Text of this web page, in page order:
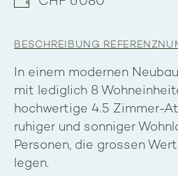
BESCHREIBUNG
In einem modernen
mit lediglich 8
hochwertige 4.5 Zimmer-
ruhiger und sonniger
Personen, die grossen
legen.